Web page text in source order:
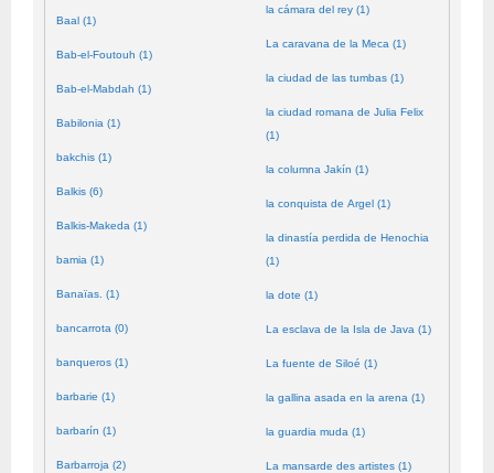
Baal (1)
Bab-el-Foutouh (1)
Bab-el-Mabdah (1)
Babilonia (1)
bakchis (1)
Balkis (6)
Balkis-Makeda (1)
bamia (1)
Banaïas. (1)
bancarrota (0)
banqueros (1)
barbarie (1)
barbarín (1)
Barbarroja (2)
la cámara del rey (1)
La caravana de la Meca (1)
la ciudad de las tumbas (1)
la ciudad romana de Julia Felix
(1)
la columna Jakín (1)
la conquista de Argel (1)
la dinastía perdida de Henochia
(1)
la dote (1)
La esclava de la Isla de Java (1)
La fuente de Siloé (1)
la gallina asada en la arena (1)
la guardia muda (1)
La mansarde des artistes (1)